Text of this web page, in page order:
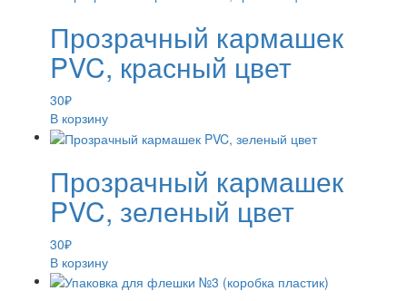
Прозрачный кармашек
PVC, красный цвет
30₽
В корзину
Прозрачный кармашек
PVC, зеленый цвет
30₽
В корзину